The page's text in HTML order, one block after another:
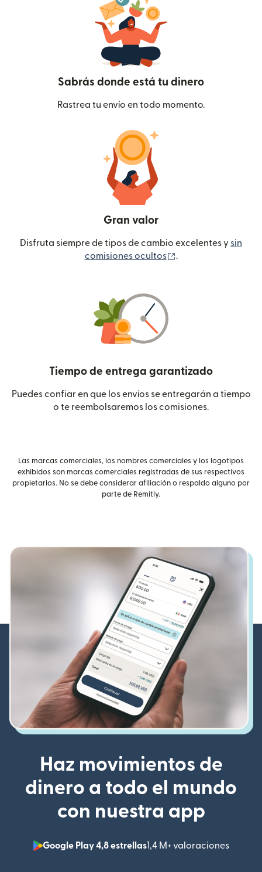
Sabrás donde está tu dinero
Rastrea tu envío en todo momento.
Gran valor
Disfruta siempre de tipos de cambio excelentes y sin
comisiones ocultos
.
Tiempo de entrega garantizado
Puedes confiar en que los envíos se entregarán a tiempo
o te reembolsaremos los comisiones.
Las marcas comerciales, los nombres comerciales y los logotipos
exhibidos son marcas comerciales registradas de sus respectivos
propietarios. No se debe considerar afiliación o respaldo alguno por
parte de Remitly.
Haz movimientos de
dinero a todo el mundo
con nuestra app
Google Play 4,8 estrellas1,4 M+ valoraciones
(se